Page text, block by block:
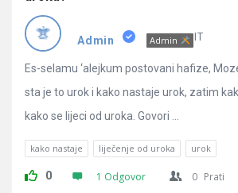
Pitanja
Admin Admin IT
Es-selamu ‘alejkum postovani hafize,
sta je to urok i kako nastaje urok, zatim
kako se lijeci od uroka. Govori ...
kako nastaje liječenje od uroka urok
0 1 Odgovor 0 Prati